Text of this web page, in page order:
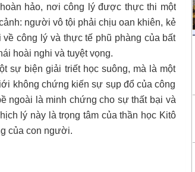
hảo, nơi công lý được thực thi một
người vô tội phải chịu oan khiên, kẻ
công lý và thực tế phũ phàng của bất
hoài nghi và tuyệt vọng.
sự biện giải triết học suông, mà là một
không chứng kiến sự sụp đổ của công
ngoài là minh chứng cho sự thất bại và
lý này là trọng tâm của thần học Kitô
của con người.